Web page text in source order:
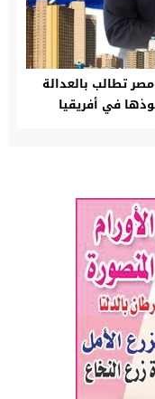
تطالب بالعدالة
في أفريقيا